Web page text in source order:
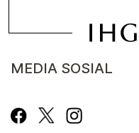
MEDIA SOSIAL